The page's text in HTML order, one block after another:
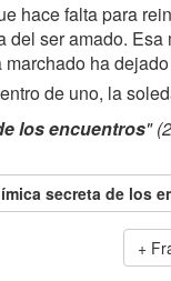
hace falta para
del ser amado. Esa
ha
de uno, la
los encuentros"
secreta de los